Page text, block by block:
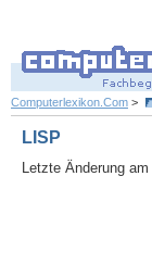
Computerlexikon.Com >
LISP
Letzte Änderung am